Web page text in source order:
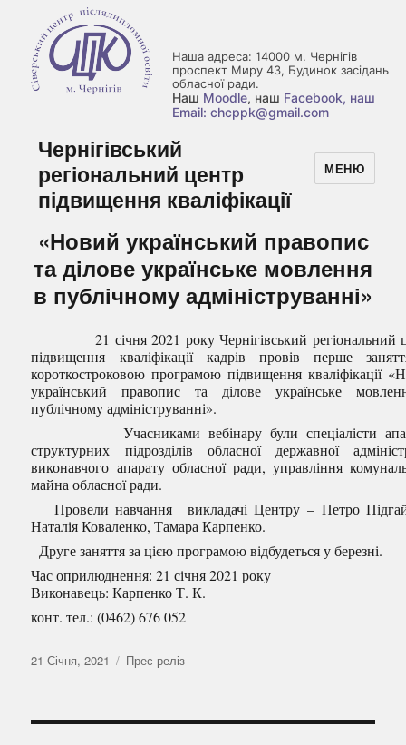
Наша адреса: 14000 м. Чернігів
проспект Миру 43, Будинок засідань
обласної ради.
Наш Moodle, наш Facebook, наш
Email: chcppk@gmail.com
Чернігівський
регіональний центр
підвищення кваліфікації
МЕНЮ
«Новий український правопис
та ділове українське мовлення
в публічному адмініструванні»
21 січня 2021 року Чернігівський регіональний
підвищення кваліфікації кадрів провів перше
короткостроковою програмою підвищення кваліфікації
український правопис та ділове українське
публічному адмініструванні».
Учасниками вебінару були спеціалісти
структурних підрозділів обласної державної
виконавчого апарату обласної ради, управління
майна обласної ради.
Провели навчання викладачі Центру – Петро
Наталія Коваленко, Тамара Карпенко.
Друге заняття за цією програмою відбудеться у березні.
Час оприлюднення: 21 січня 2021 року
Виконавець: Карпенко Т. К.
конт. тел.: (0462) 676 052
Оприлюднено
21 Січня, 2021 Категорії
Прес-реліз